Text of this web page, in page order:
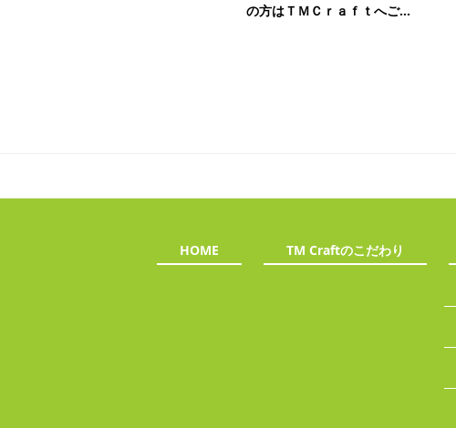
の方はＴＭＣｒａｆｔへご...
HOME TM Craftのこだわり